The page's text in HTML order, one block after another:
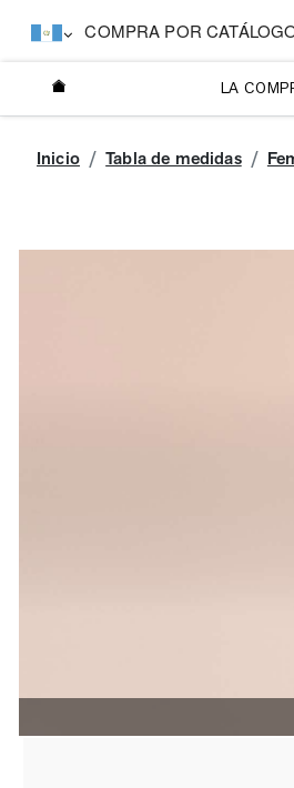
COMPRA POR
LA
Inicio Tabla de medidas